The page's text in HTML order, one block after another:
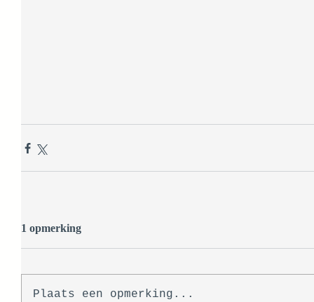
1 opmerking
Plaats een opmerking...